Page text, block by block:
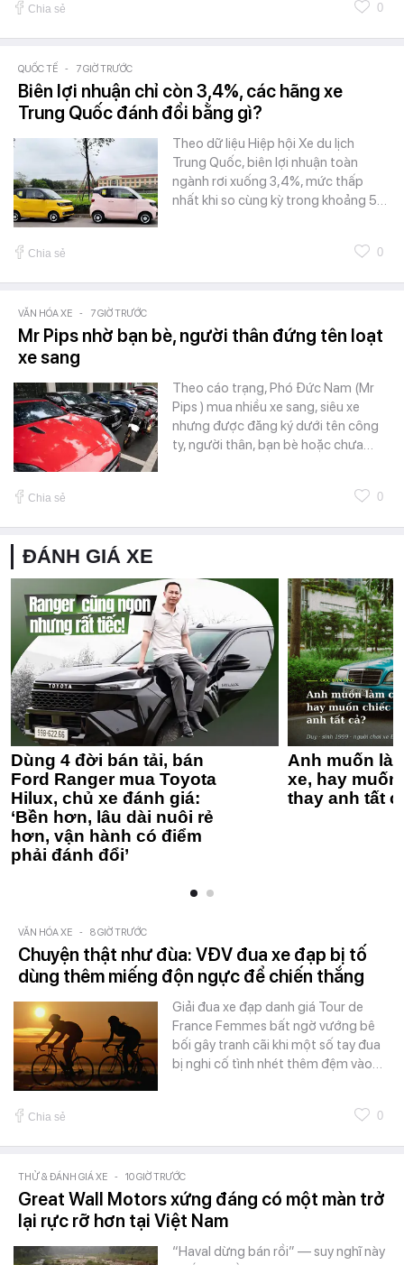
Chia sẻ 0
QUỐC TẾ - 7 GIỜ TRƯỚC
Biên lợi nhuận chỉ còn 3,4%, các hãng xe
Trung Quốc đánh đổi bằng gì?
Theo dữ liệu Hiệp hội Xe du lịch
Trung Quốc, biên lợi nhuận toàn
ngành rơi xuống 3,4%, mức thấp
nhất khi so cùng kỳ trong khoảng 5…
Chia sẻ 0
VĂN HÓA XE - 7 GIỜ TRƯỚC
Mr Pips nhờ bạn bè, người thân đứng tên loạt
xe sang
Theo cáo trạng, Phó Đức Nam (Mr
Pips ) mua nhiều xe sang, siêu xe
nhưng được đăng ký dưới tên công
ty, người thân, bạn bè hoặc chưa…
Chia sẻ 0
ĐÁNH GIÁ XE
Dùng 4 đời bán tải, bán
Ford Ranger mua Toyota
Hilux, chủ xe đánh giá:
‘Bền hơn, lâu dài nuôi rẻ
hơn, vận hành có điểm
phải đánh đổi’
Anh muốn
xe, hay
thay anh tất
VĂN HÓA XE - 8 GIỜ TRƯỚC
Chuyện thật như đùa: VĐV đua xe đạp bị tố
dùng thêm miếng độn ngực để chiến thắng
Giải đua xe đạp danh giá Tour de
France Femmes bất ngờ vướng bê
bối gây tranh cãi khi một số tay đua
bị nghi cố tình nhét thêm đệm vào…
Chia sẻ 0
THỬ & ĐÁNH GIÁ XE - 10 GIỜ TRƯỚC
Great Wall Motors xứng đáng có một màn trở
lại rực rỡ hơn tại Việt Nam
“Haval dừng bán rồi” — suy nghĩ này